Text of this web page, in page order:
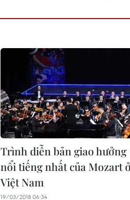
Trình diễn bản giao hưởng
nổi tiếng nhất của Mozart
Việt Nam
19/03/2018 06:34